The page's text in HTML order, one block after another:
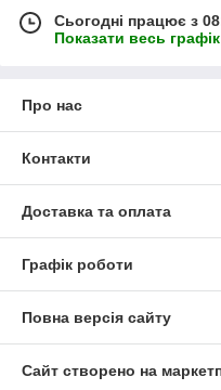
Сьогодні працює з
Показати весь
Про нас
Контакти
Доставка та оплата
Графік роботи
Повна версія сайту
Сайт створено на